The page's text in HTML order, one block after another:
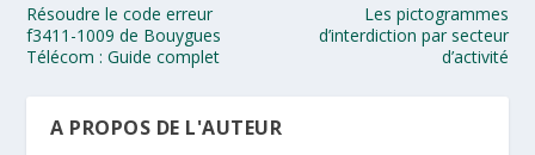
Résoudre le code erreur
f3411-1009 de Bouygues
Télécom : Guide complet
Les pictogrammes
d’interdiction par secteur
d’activité
A PROPOS DE L'AUTEUR